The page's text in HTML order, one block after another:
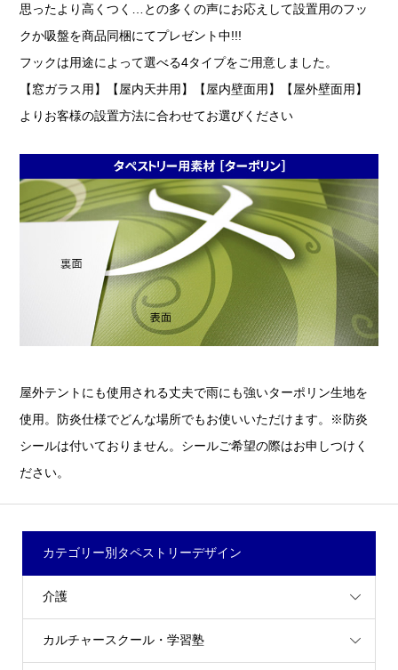
思ったより高くつく…との多くの声にお応えして設置用のフッ
クか吸盤を商品同梱にてプレゼント中!!!
フックは用途によって選べる4タイプをご用意しました。
【窓ガラス用】【屋内天井用】【屋内壁面用】【屋外壁面用】
よりお客様の設置方法に合わせてお選びください
屋外テントにも使用される丈夫で雨にも強いターポリン生地を
使用。防炎仕様でどんな場所でもお使いいただけます。※防炎
シールは付いておりません。シールご希望の際はお申しつけく
ださい。
カテゴリー別タペストリーデザイン
介護
カルチャースクール・学習塾